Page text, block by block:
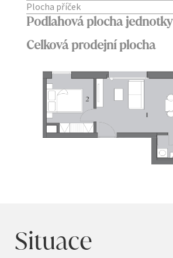
Plocha příček
Podlahová plocha jednotky
Celková prodejní plocha
Situace